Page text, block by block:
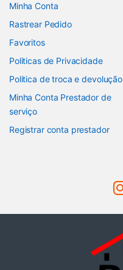
Minha Conta
Rastrear Pedido
Favoritos
Politicas de Privacidade
Politica de troca e devolução
Minha Conta Prestador de
serviço
Registrar conta prestador